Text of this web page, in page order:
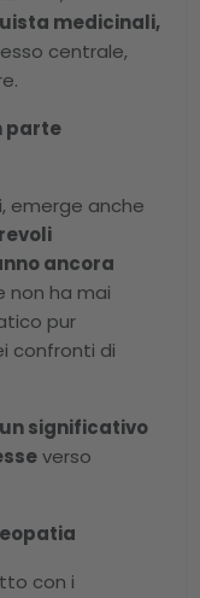
medicinali,
centrale,
parte
emerge anche
ancora
non ha mai
pur
confronti di
un significativo
verso
con i